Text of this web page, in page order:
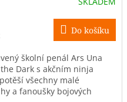
Do košíku
školní penál Ars Una
Dark s akčním ninja
všechny malé
a fanoušky bojových